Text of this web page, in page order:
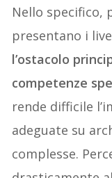
Nello specifico,
presentano i
l’ostacolo
competenze
rende difficile
adeguate su
complesse.